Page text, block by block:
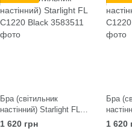
Бра (світильник
настінний) Starlight FL
C1220 Black
1 620 грн
Бра
C1220
1 620